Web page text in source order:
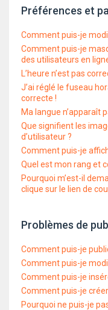
Préférences et
Comment puis-je
Comment puis-je
des utilisateurs en
L’heure n’est pas
J’ai réglé le fuseau
correcte !
Ma langue n’apparaît
Que signifient les
d’utilisateur ?
Comment puis-je
Quel est mon rang et
Pourquoi m’est-il
clique sur le lien de
Problèmes de
Comment puis-je
Comment puis-je
Comment puis-je
Comment puis-je
Pourquoi ne puis-je